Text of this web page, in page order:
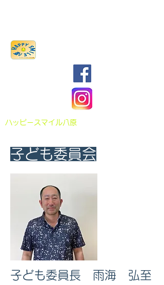
​ハッピースマイル八原
子ども委員会
子ども委員長 雨海 弘至